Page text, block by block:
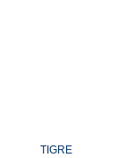
TIGRE